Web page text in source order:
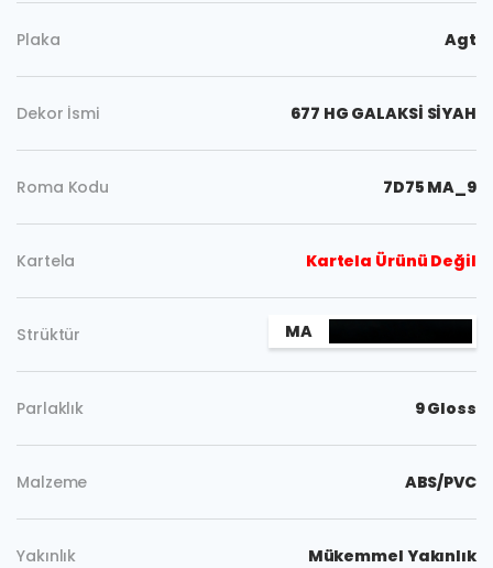
Plaka Agt
Dekor İsmi 677 HG GALAKSİ SİYAH
Roma Kodu 7D75 MA_9
Kartela Kartela Ürünü Değil
Strüktür MA
Parlaklık 9 Gloss
Malzeme ABS/PVC
Yakınlık Mükemmel Yakınlık
Kopyala